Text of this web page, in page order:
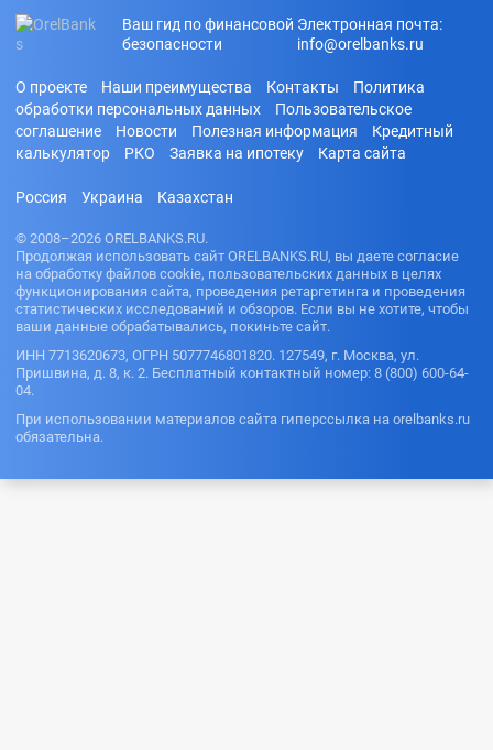
Ваш гид по финансовой
безопасности
Электронная почта:
info@orelbanks.ru
О проекте Наши преимущества Контакты
Политика
обработки персональных данных
Пользовательское
соглашение
Новости Полезная информация
Кредитный
калькулятор
РКО Заявка на ипотеку Карта сайта
Россия Украина Казахстан
© 2008–2026 ORELBANKS.RU.
Продолжая использовать сайт ORELBANKS.RU, вы даете согласие
на обработку файлов cookie, пользовательских данных в целях
функционирования сайта, проведения ретаргетинга и проведения
статистических исследований и обзоров. Если вы не хотите, чтобы
ваши данные обрабатывались, покиньте сайт.
ИНН 7713620673, ОГРН 5077746801820. 127549, г. Москва, ул.
Пришвина, д. 8, к. 2. Бесплатный контактный номер: 8 (800) 600-64-
04.
При использовании материалов сайта гиперссылка на orelbanks.ru
обязательна.